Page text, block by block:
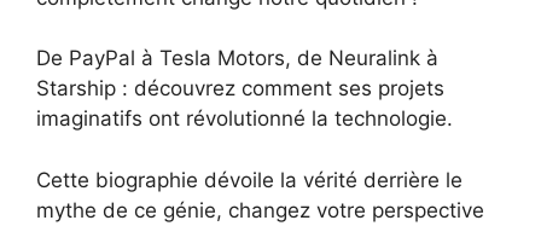
De PayPal à Tesla Motors, de Neuralink à
Starship : découvrez comment ses projets
imaginatifs ont révolutionné la technologie.
Cette biographie dévoile la vérité derrière le
mythe de ce génie, changez votre perspective